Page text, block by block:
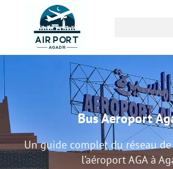
Bus Aeroport
Un guide complet du réseau
l’aéroport AGA à